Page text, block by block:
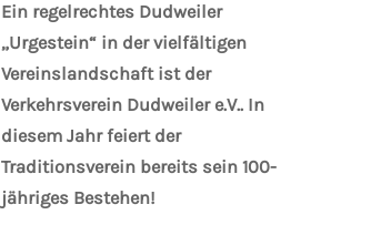
Ein regelrechtes Dudweiler
„Urgestein“ in der vielfältigen
Vereinslandschaft ist der
Verkehrsverein Dudweiler e.V.. In
diesem Jahr feiert der
Traditionsverein bereits sein 100-
jähriges Bestehen!